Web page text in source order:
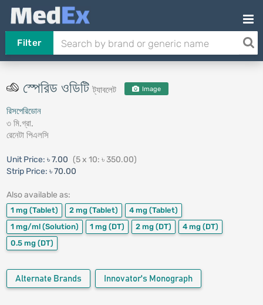
Filter
স্পেরিড ওডিটিট্যাবলেট Image
রিসপেরিডোন
৩ মি.গ্রা.
রেনেটা পিএলসি
Unit Price: ৳ 7.00 (5 x 10: ৳ 350.00)
Strip Price: ৳ 70.00
Also available as:
1 mg (Tablet) 2 mg (Tablet) 4 mg (Tablet)
1 mg/ml (Solution) 1 mg (DT) 2 mg (DT) 4 mg (DT)
0.5 mg (DT)
Alternate Brands Innovator's Monograph